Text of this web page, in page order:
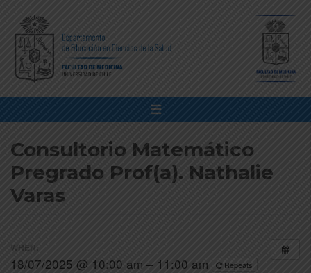
Consultorio Matemático
Pregrado Prof(a). Nathalie
Varas
WHEN:
18/07/2025 @ 10:00 am – 11:00 am
Repeats